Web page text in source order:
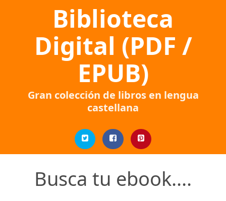
Biblioteca
Digital (PDF /
EPUB)
Gran colección de libros en lengua
castellana
Busca tu ebook....